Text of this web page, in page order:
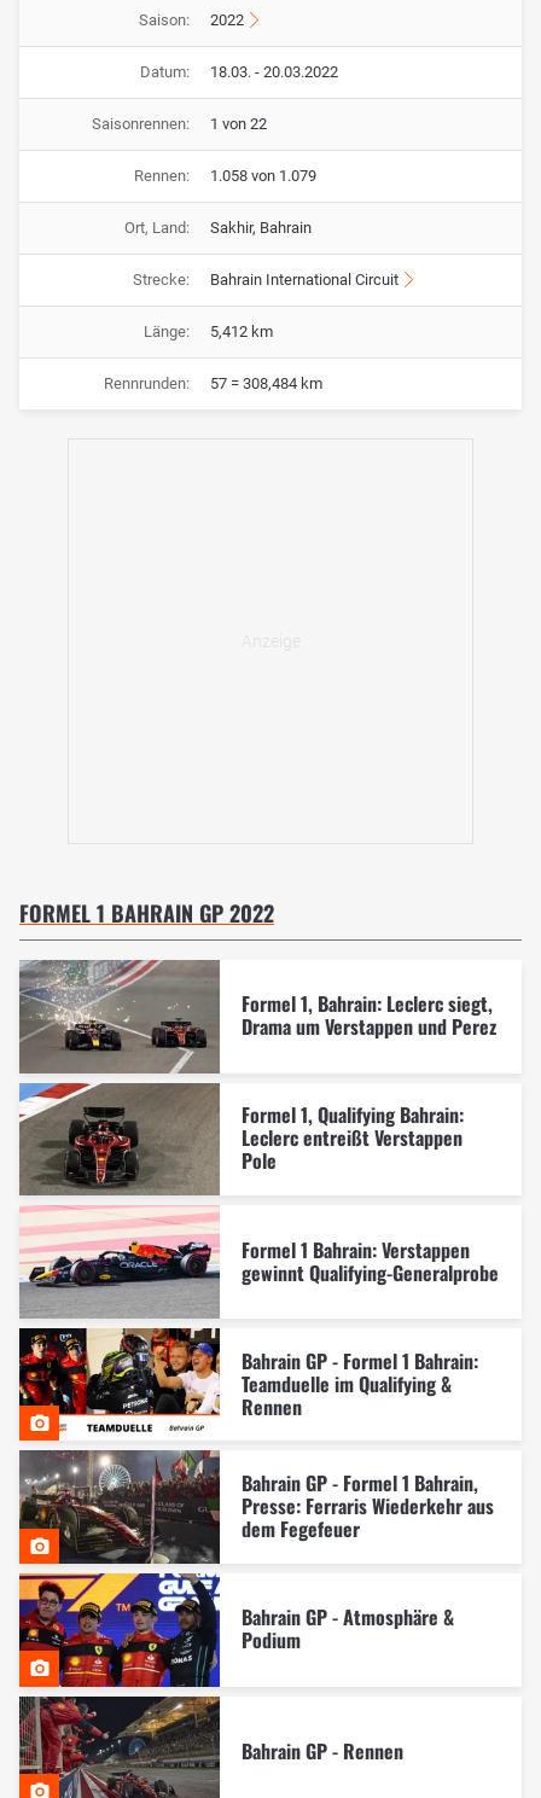
Saison: 2022
Datum: 18.03. - 20.03.2022
Saisonrennen: 1 von 22
Rennen: 1.058 von 1.079
Ort, Land: Sakhir, Bahrain
Strecke: Bahrain International Circuit
Länge: 5,412 km
Rennrunden: 57 = 308,484 km
FORMEL 1 BAHRAIN GP 2022
Formel 1, Bahrain: Leclerc siegt,
Drama um Verstappen und Perez
Formel 1, Qualifying Bahrain:
Leclerc entreißt Verstappen
Pole
Formel 1 Bahrain: Verstappen
gewinnt Qualifying-Generalprobe
Bahrain GP - Formel 1 Bahrain:
Teamduelle im Qualifying &
Rennen
Bahrain GP - Formel 1 Bahrain,
Presse: Ferraris Wiederkehr aus
dem Fegefeuer
Bahrain GP - Atmosphäre &
Podium
Bahrain GP - Rennen